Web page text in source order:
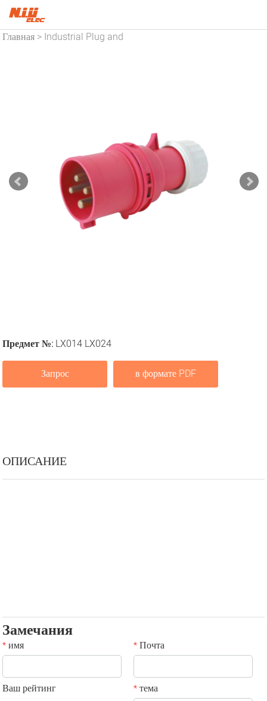
Главная > Industrial Plug and
Предмет №: LX014 LX024
Запрос в формате PDF
ОПИСАНИЕ
Замечания
*имя *Почта
Ваш рейтинг *тема